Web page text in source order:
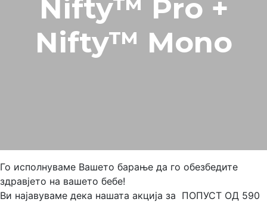
Nifty™ Pro +
Nifty™ Mono
Го исполнуваме Вашето барање да го обезбедите
здравјето на вашето бебе!
Ви најавуваме дека нашата акција за ПОПУСТ ОД 590